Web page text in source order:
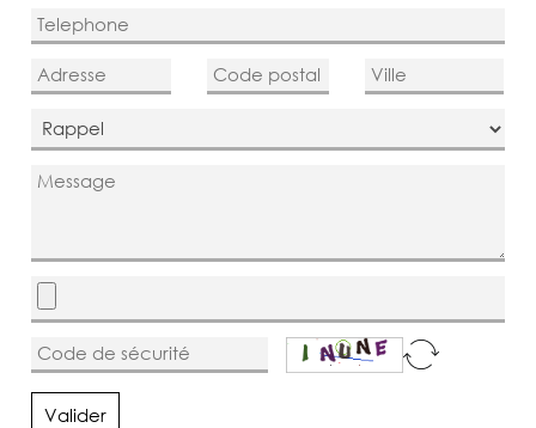
Valider